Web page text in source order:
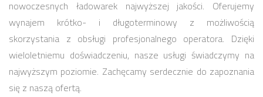
nowoczesnych ładowarek najwyższej jakości. Oferujemy
wynajem krótko- i długoterminowy z możliwością
skorzystania z obsługi profesjonalnego operatora. Dzięki
wieloletniemu doświadczeniu, nasze usługi świadczymy na
najwyższym poziomie. Zachęcamy serdecznie do zapoznania
się z naszą ofertą.